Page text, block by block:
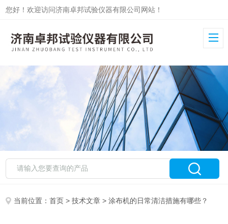
您好！欢迎访问济南卓邦试验仪器有限公司网站！
当前位置：首页 >技术文章 > 涂布机的日常清洁措施有哪些？